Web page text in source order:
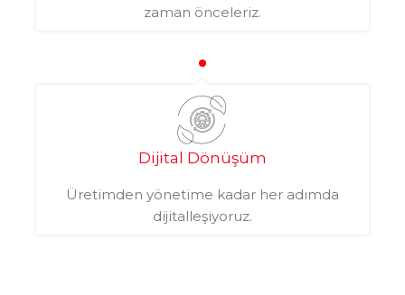
zaman önceleriz.
Dijital Dönüşüm
Üretimden yönetime kadar her adımda
dijitalleşiyoruz.